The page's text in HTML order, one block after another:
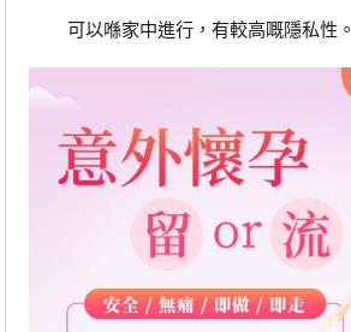
可以喺家中進行，有較高嘅隱私性。